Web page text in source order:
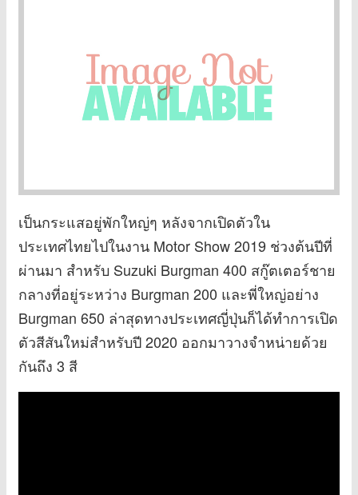
เป็นกระแสอยู่พักใหญ่ๆ หลังจากเปิดตัวใน
ประเทศไทยไปในงาน Motor Show 2019 ช่วงต้นปีที่
ผ่านมา สำหรับ Suzuki Burgman 400 สกู๊ตเตอร์ชาย
กลางที่อยู่ระหว่าง Burgman 200 และพี่ใหญ่อย่าง
Burgman 650 ล่าสุดทางประเทศญี่ปุ่นก็ได้ทำการเปิด
ตัวสีสันใหม่สำหรับปี 2020 ออกมาวางจำหน่ายด้วย
กันถึง 3 สี